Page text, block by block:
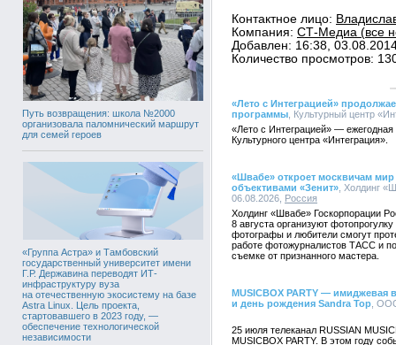
Путь возвращения: школа №2000
организовала паломнический маршрут
для семей героев
«Группа Астра» и Тамбовский
государственный университет имени
Г.Р. Державина переводят ИТ-
инфраструктуру вуза
на отечественную экосистему на базе
Astra Linux. Цель проекта,
стартовавшего в 2023 году, —
обеспечение технологической
независимости
Контактное лицо:
Компания: СТ-Медиа (все
Добавлен: 16:38,
Количество просмотров:
«Лето с Интеграцией»
программы , Культурный центр
«Лето с Интеграцией» —
Культурного центра «Интеграция».
«Швабе» откроет москвичам
объективами «Зенит» , Холдинг
06.08.2026, Россия
Холдинг «Швабе» Госкорпорации
8 августа организуют
фотографы и любители смогут
работе фотожурналистов ТАСС и
съемке от признанного мастера.
MUSICBOX PARTY — имиджевая
и день рождения Sandra Top ,
25 июля телеканал RUSSIAN
MUSICBOX PARTY. В этом году